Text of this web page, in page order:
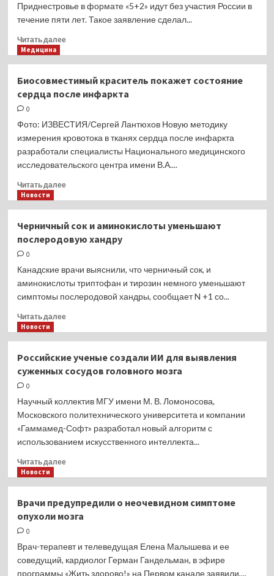
короткой
стрижке
Приднестровье в формате «5+2» идут без участия России в
течение пяти лет. Такое заявление сделал...
Читать далееПрочитать
заявили,
что
по Приднестровью
без
участия
РФ
Медицина
Биосовместимый краситель покажет состояние
сердца после инфаркта
0
Фото: ИЗВЕСТИЯ/Сергей Лантюхов Новую методику
измерения кровотока в тканях сердца после инфаркта
разработали специалисты Национального медицинского
исследовательского центра имени В.А....
Читать далееПрочитать
краситель
покажет
после
инфаркта
Новости
Черничный сок и аминокислоты уменьшают
послеродовую хандру
0
Канадские врачи выяснили, что черничный сок, и
аминокислоты триптофан и тирозин немного уменьшают
симптомы послеродовой хандры, сообщает N +1 со...
Читать далееПрочитать
сок
и аминокислоты
послеродовую
Новости
Российские ученые создали ИИ для выявления
суженных сосудов головного мозга
0
Научный коллектив МГУ имени М. В. Ломоносова,
Московского политехнического университета и компании
«Гаммамед-Софт» разработал новый алгоритм с
использованием искусственного интеллекта...
Читать далееПрочитать
ученые
создали ИИ
сосудов
Новости
Врачи предупредили о неочевидном симптоме
опухоли мозга
0
Врач-терапевт и телеведущая Елена Малышева и ее
соведущий, кардиолог Герман Гандельман, в эфире
программы «Жить здорово!» на Первом канале заявили,...